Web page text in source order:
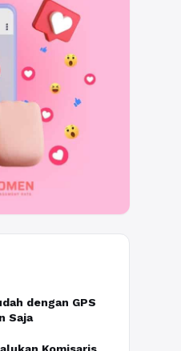
dengan GPS
Saja